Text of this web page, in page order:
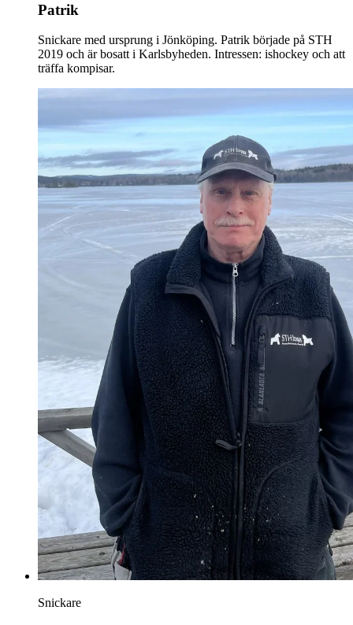
Patrik
Snickare med ursprung i Jönköping. Patrik började på STH
2019 och är bosatt i Karlsbyheden. Intressen: ishockey och att
träffa kompisar.
Snickare